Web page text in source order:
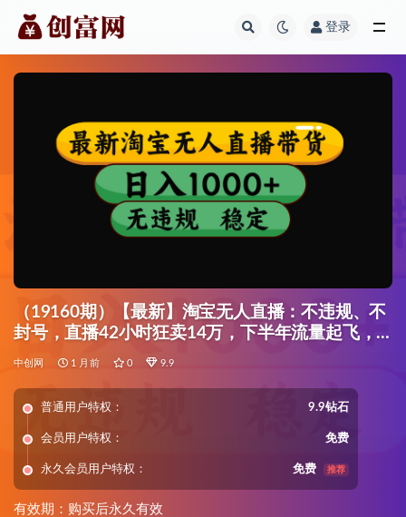
登录
（19160期）【最新】淘宝无人直播：不违规、不
封号，直播42小时狂卖14万，下半年流量起飞，
还能批量矩阵操作！
中创网 1 月前 0 9.9
普通用户特权： 9.9钻石
会员用户特权： 免费
永久会员用户特权： 免费 推荐
有效期：购买后永久有效